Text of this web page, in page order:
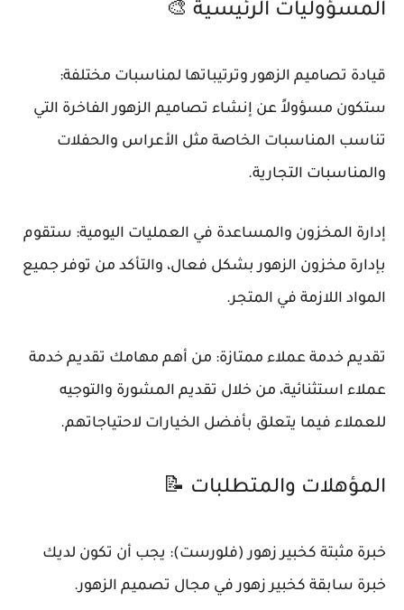
المسؤوليات الرئيسية 🎨
قيادة تصاميم الزهور وترتيباتها لمناسبات مختلفة:
ستكون مسؤولاً عن إنشاء تصاميم الزهور الفاخرة التي
تناسب المناسبات الخاصة مثل الأعراس والحفلات
والمناسبات التجارية.
إدارة المخزون والمساعدة في العمليات اليومية: ستقوم
بإدارة مخزون الزهور بشكل فعال، والتأكد من توفر جميع
المواد اللازمة في المتجر.
تقديم خدمة عملاء ممتازة: من أهم مهامك تقديم خدمة
عملاء استثنائية، من خلال تقديم المشورة والتوجيه
للعملاء فيما يتعلق بأفضل الخيارات لاحتياجاتهم.
المؤهلات والمتطلبات 📝
خبرة مثبتة كخبير زهور (فلورست): يجب أن تكون لديك
خبرة سابقة كخبير زهور في مجال تصميم الزهور.